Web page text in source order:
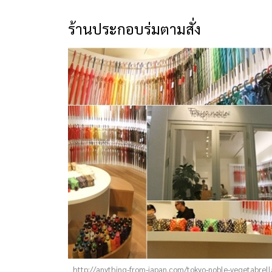
ร้านประกอบร่มตามสั่ง
http://anything-from-japan.com/tokyo-noble-